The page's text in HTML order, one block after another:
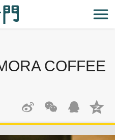
开
COFFEE